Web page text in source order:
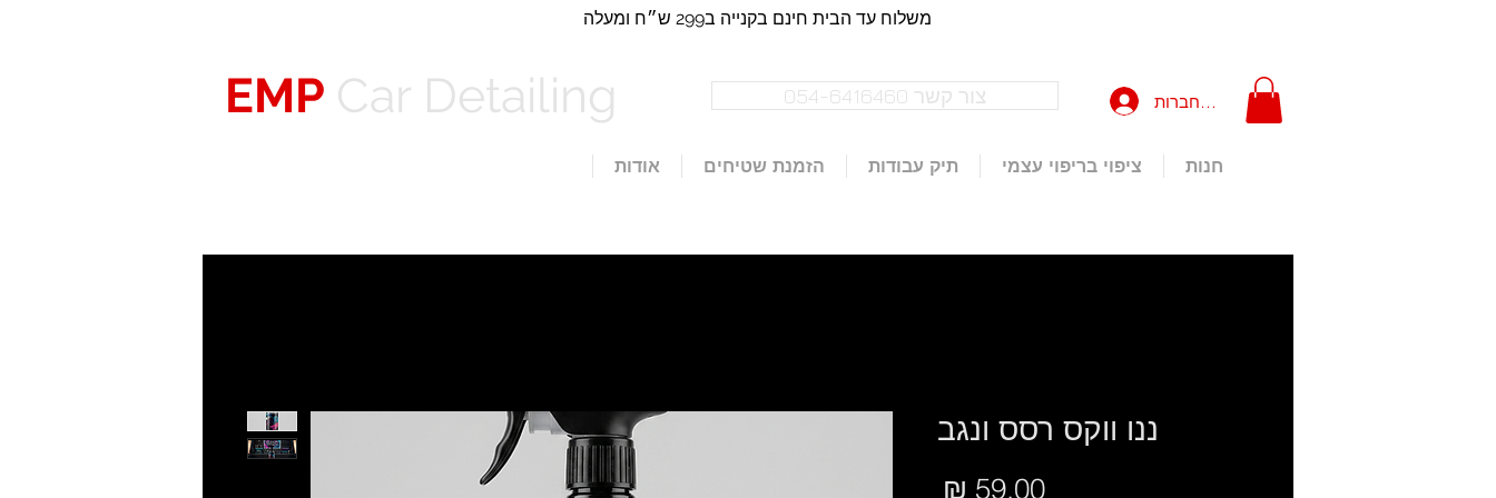
EMP Car Detailing​ צור קשר 054-6416460 להתחברות
משלוח עד הבית חינם בקנייה ב299 ש״ח​​ ומעלה
חנות ציפוי בריפוי עצמי תיק עבודות הזמנת שטיחים אודות
ננו ווקס רסס ונגב